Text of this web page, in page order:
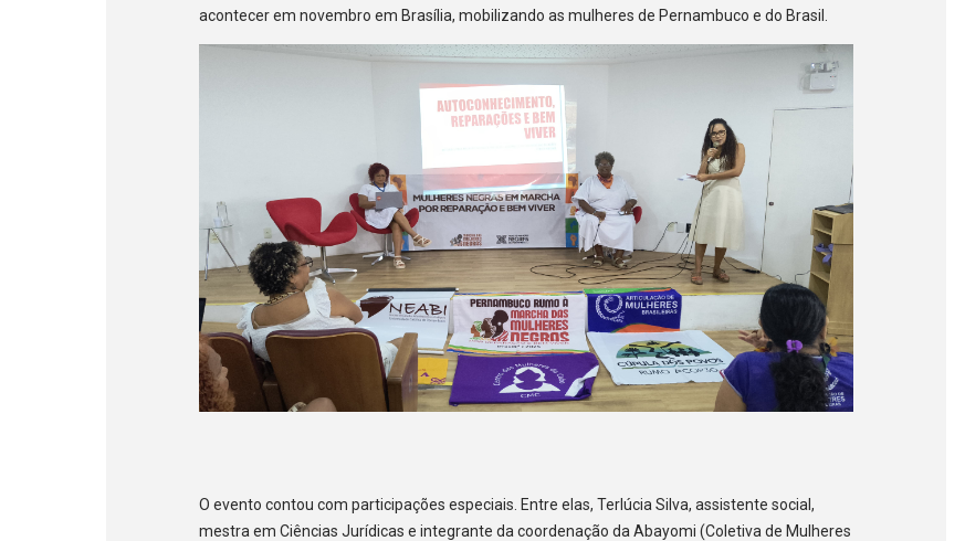
acontecer em novembro em Brasília, mobilizando as mulheres de Pernambuco e do Brasil.
O evento contou com participações especiais. Entre elas, Terlúcia Silva, assistente social,
mestra em Ciências Jurídicas e integrante da coordenação da Abayomi (Coletiva de Mulheres